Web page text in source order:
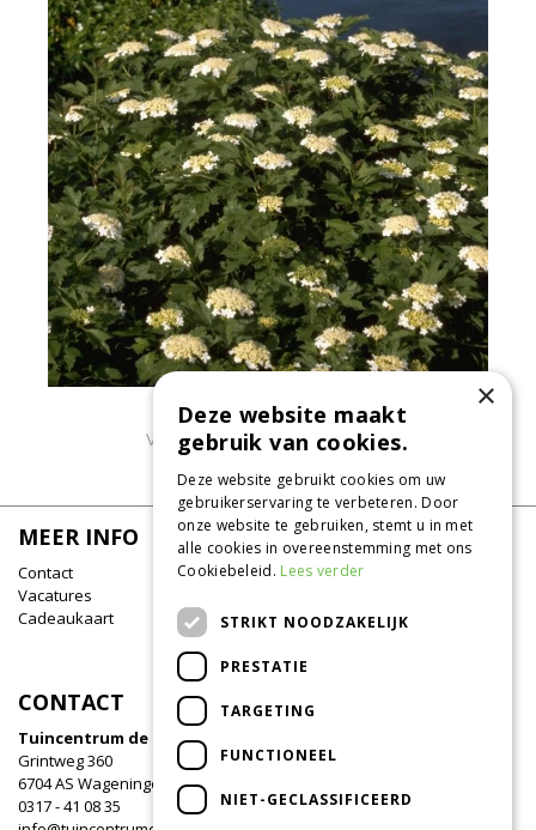
Gelderse roos
Viburnum opulus 'Compactum'
MEER INFO
Contact
Vacatures
Cadeaukaart
CONTACT
Tuincentrum de Oude Tol
Grintweg 360
6704 AS Wageningen
0317 - 41 08 35
×
Deze website maakt
gebruik van cookies.
Deze website gebruikt cookies om uw
gebruikerservaring te verbeteren. Door
onze website te gebruiken, stemt u in met
alle cookies in overeenstemming met ons
Cookiebeleid. Lees verder
STRIKT NOODZAKELIJK
PRESTATIE
TARGETING
FUNCTIONEEL
NIET-GECLASSIFICEERD